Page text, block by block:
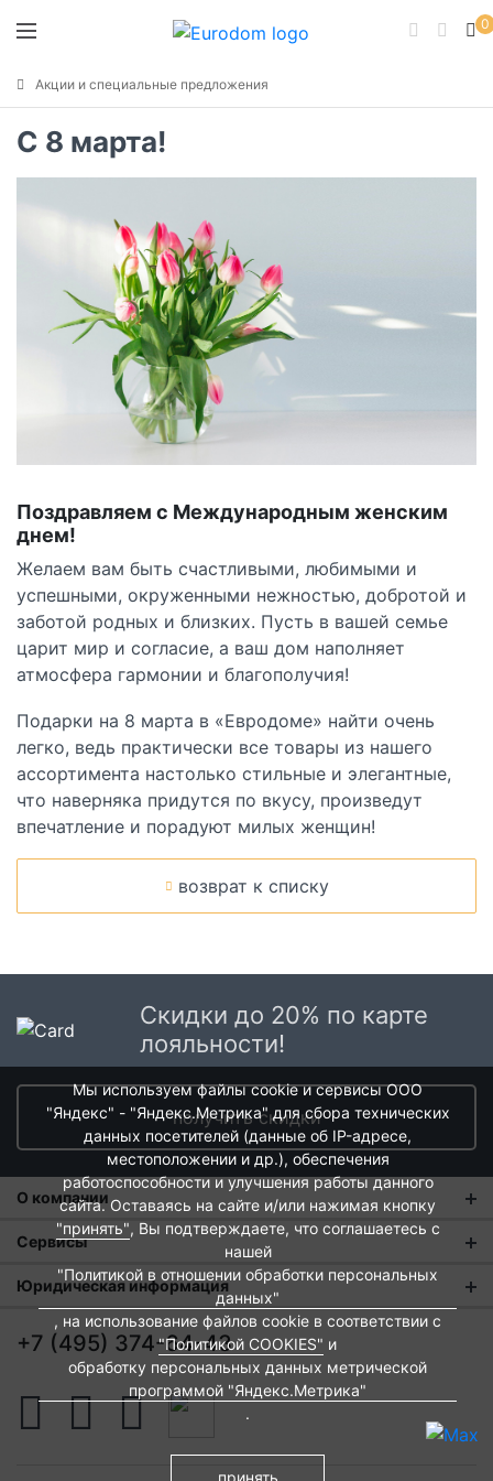
0
Акции и специальные предложения
C 8 марта!
Поздравляем с Международным женским
днем!
Желаем вам быть счастливыми, любимыми и
успешными, окруженными нежностью, добротой и
заботой родных и близких. Пусть в вашей семье
царит мир и согласие, а ваш дом наполняет
атмосфера гармонии и благополучия!
Подарки на 8 марта в «Евродоме» найти очень
легко, ведь практически все товары из нашего
ассортимента настолько стильные и элегантные,
что наверняка придутся по вкусу, произведут
впечатление и порадуют милых женщин!
возврат к списку
Скидки до 20% по карте
лояльности!
получить скидки
О компании
О нас
Магазины
Новости
Контакты
Вакансии
Сервисы
Оплата и тарифы доставки
Обмен и возврат
Евродом-бонус
Подарочные сертификаты
Юридическая информация
Пользовательское соглашение
Политика обработки персональных данных
Политика cookies
+7 (495) 374-64-43
Мы используем файлы cookie и сервисы ООО
"Яндекс" - "Яндекс.Метрика" для сбора технических
данных посетителей (данные об IP-адресе,
местоположении и др.), обеспечения
работоспособности и улучшения работы данного
сайта. Оставаясь на сайте и/или нажимая кнопку
"принять", Вы подтверждаете, что соглашаетесь с
нашей
"Политикой в отношении обработки персональных
данных"
, на использование файлов cookie в соответствии с
"Политикой COOKIES" и
обработку персональных данных метрической
программой "Яндекс.Метрика"
.
принять